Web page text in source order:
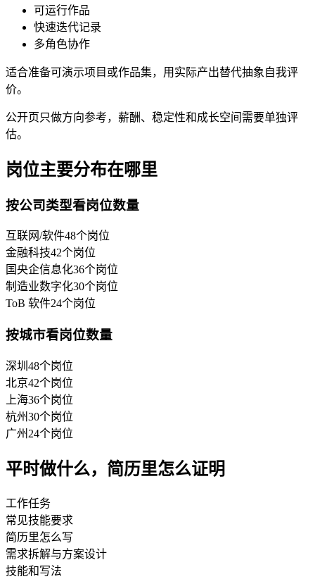
可运行作品
快速迭代记录
多角色协作
适合准备可演示项目或作品集，用实际产出替代抽象自我评
价。
公开页只做方向参考，薪酬、稳定性和成长空间需要单独评
估。
岗位主要分布在哪里
按公司类型看岗位数量
互联网/软件48个岗位
金融科技42个岗位
国央企信息化36个岗位
制造业数字化30个岗位
ToB 软件24个岗位
按城市看岗位数量
深圳 48个岗位
北京42个岗位
上海36个岗位
杭州30个岗位
广州 24个岗位
平时做什么，简历里怎么证明
工作任务
常见技能要求
简历里怎么写
需求拆解与方案设计
技能和写法